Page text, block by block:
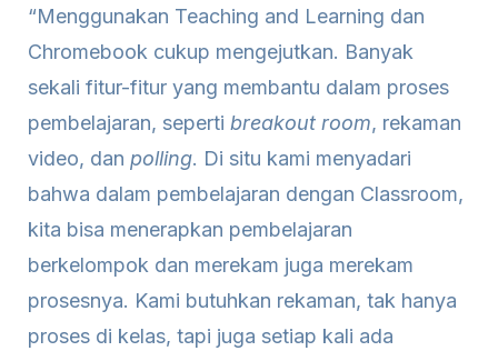
“Menggunakan Teaching and Learning dan
Chromebook cukup mengejutkan. Banyak
sekali fitur-fitur yang membantu dalam proses
pembelajaran, seperti breakout room, rekaman
video, dan polling. Di situ kami menyadari
bahwa dalam pembelajaran dengan Classroom,
kita bisa menerapkan pembelajaran
berkelompok dan merekam juga merekam
prosesnya. Kami butuhkan rekaman, tak hanya
proses di kelas, tapi juga setiap kali ada